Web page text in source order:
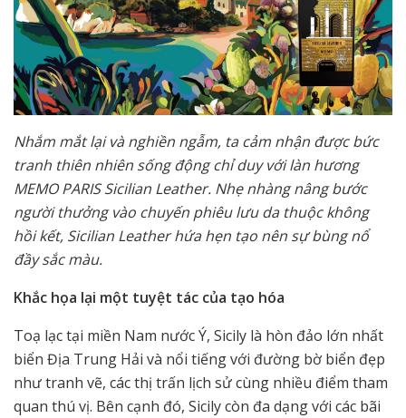
Nhắm mắt lại và nghiền ngẫm, ta cảm nhận được bức
tranh thiên nhiên sống động chỉ duy với làn hương
MEMO PARIS Sicilian Leather. Nhẹ nhàng nâng bước
người thưởng vào chuyến phiêu lưu da thuộc không
hồi kết, Sicilian Leather hứa hẹn tạo nên sự bùng nổ
đầy sắc màu.
Khắc họa lại một tuyệt tác của tạo hóa
Toạ lạc tại miền Nam nước Ý, Sicily là hòn đảo lớn nhất
biển Địa Trung Hải và nổi tiếng với đường bờ biển đẹp
như tranh vẽ, các thị trấn lịch sử cùng nhiều điểm tham
quan thú vị. Bên cạnh đó, Sicily còn đa dạng với các bãi